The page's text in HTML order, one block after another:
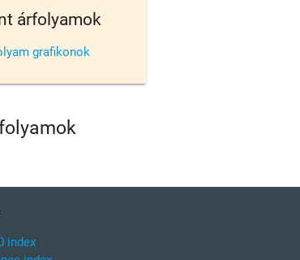
árfolyamok
grafikonok
index